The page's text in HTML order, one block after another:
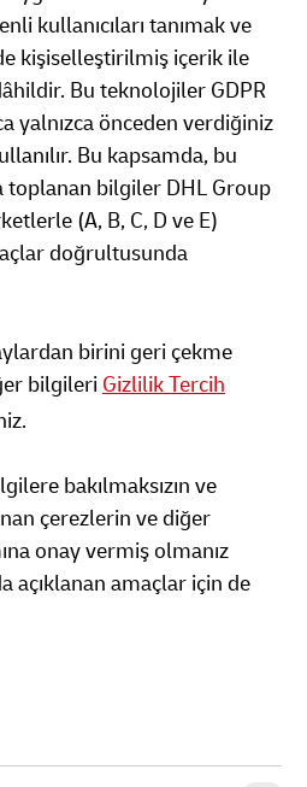
kullanıcıları tanımak ve
kişiselleştirilmiş içerik ile
Bu teknolojiler GDPR
yalnızca önceden verdiğiniz
Bu kapsamda, bu
toplanan bilgiler DHL Group
(A, B, C, D ve E)
doğrultusunda
birini geri çekme
bilgileri Gizlilik Tercih
bakılmaksızın ve
çerezlerin ve diğer
onay vermiş olmanız
açıklanan amaçlar için de